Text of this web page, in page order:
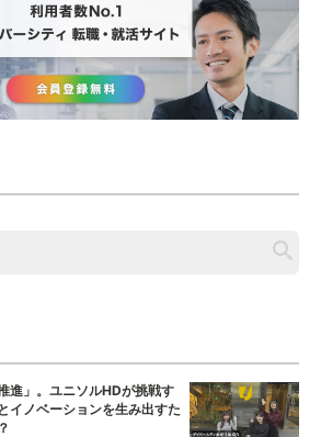
進」。ユニソルHDが挑戦す
イノベーションを生み出すた